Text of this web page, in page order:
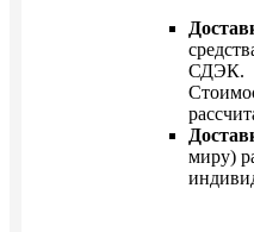
СДЭК.
миру)